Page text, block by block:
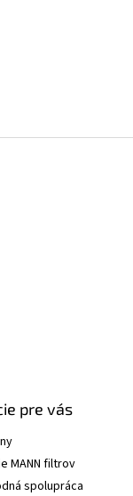
pre vás
MANN filtrov
spolupráca